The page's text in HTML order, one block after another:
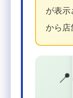
が表示
から店